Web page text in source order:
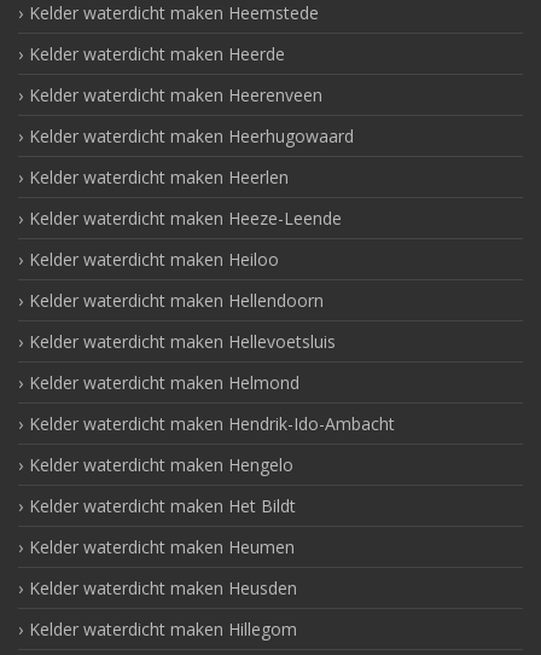
Kelder waterdicht maken Heemstede
Kelder waterdicht maken Heerde
Kelder waterdicht maken Heerenveen
Kelder waterdicht maken Heerhugowaard
Kelder waterdicht maken Heerlen
Kelder waterdicht maken Heeze-Leende
Kelder waterdicht maken Heiloo
Kelder waterdicht maken Hellendoorn
Kelder waterdicht maken Hellevoetsluis
Kelder waterdicht maken Helmond
Kelder waterdicht maken Hendrik-Ido-Ambacht
Kelder waterdicht maken Hengelo
Kelder waterdicht maken Het Bildt
Kelder waterdicht maken Heumen
Kelder waterdicht maken Heusden
Kelder waterdicht maken Hillegom